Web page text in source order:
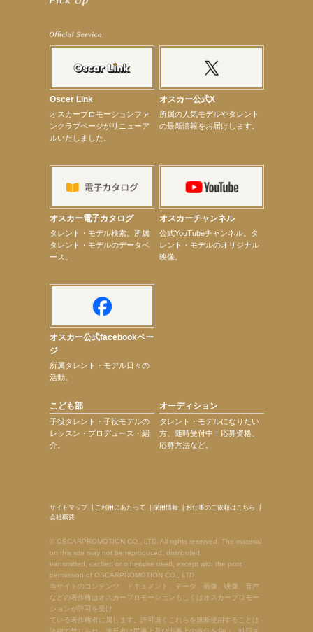
【前川泰之】舞台「グレンギャリー・グレンロス」公演詳細解禁！
【elfin’】7thシングル『全世界』がFM-UUでO.A.決定♪
【elfin’】8月16日（日）「全世界」発売記念イベント決定！
【elfin’】7thシングル『全世界』がFM TANABEでO.A.決定♪
【昆虫ハンター牧田習】宝塚市立手塚治虫記念館トークショー＆宝塚文化芸術センター昆虫展示イ
【昆虫ハンター牧田習】8月13日（木）プライムツリー赤池「ふれあい昆虫フェスティバル」トーク
【井頭愛海】『小さなお葬式』TV-CM出演！
【定本楓馬】WEB DIGVII 連載企画『東京23時』に登場！
【髙橋ひかる】7月雑誌掲載情報
【elfin’】【小倉舞子】8月9日（日）「MxM’s produce event vol.14」に出演決定！
【elfin’】【辻美優】8月28日（金）「辻美優(elfin’)グレイテスト・ショー」に出演決定！
【elfin’】9月27日（日）「Beauty Voice Theater Reboot Vol.3」開催決定！
【本田紗来】「Ray」9月号発売中！
Oscer Link
オスカープロモーションファ
ンクラブページがリニューア
ルいたしました。
オスカー公式X
所属の人気モデルやタレント
の最新情報をお届けします。
オスカー電子カタログ
タレント・モデル検索。所属
タレント・モデルのデータベ
ース。
オスカーチャンネル
公式YouTubeチャンネル。タ
レント・モデルのオリジナル
映像。
オスカー公式facebookペー
ジ
所属タレント・モデル日々の
活動。
こども部
子役タレント・子役モデルの
レッスン・プロデュース・紹
介。
オーディション
タレント・モデルになりたい
方、随時受付中！応募資格、
応募方法など。
サイトマップ| ご利用にあたって 採用情報 お仕事のご依頼はこちら
会社概要
© OSCARPROMOTION CO., LTD. All rights reserved. The material
on this site may not be reproduced, distributed,
transmitted, cached or otherwise used, except with the prior
permission of OSCARPROMOTION CO., LTD.
当サイトのコンテンツ、ドキュメント、データ、画像、映像、音声
などの著作権はオスカープロモーションもしくはオスカープロモー
ションが許可を受け
ている著作権者に属します。許可無くこれらを無断使用することは